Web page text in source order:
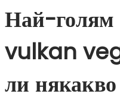
Най-голям
vulkan
ли